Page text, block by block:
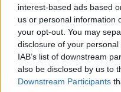
interest-based ads based
us or personal information
your opt-out. You may
disclosure of your
IAB’s list of downstream
also be disclosed by us to
Downstream Participants
L’attività delloStudio Antili
concretizza
giuridico-contabili necessarie
condominiali oltre che al
intervento finalizzate al
tecnico e manutentivo degli